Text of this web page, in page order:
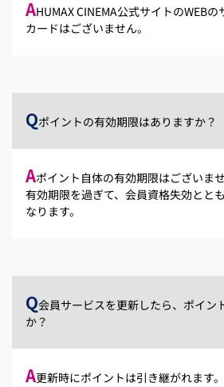
AHUMAX CINEMA公式サイトのWEB
カードはございません。
Qポイントの有効期限はありますか？
Aポイント自体の有効期限はございま
有効期限を過ぎて、会員資格失効とと
なります。
Q会員サービスを更新したら、ポイン
か？
A更新時にポイントは引き継がれます。